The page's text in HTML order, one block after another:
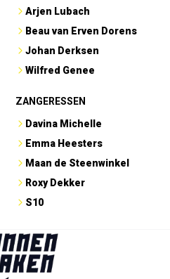
Arjen Lubach
Beau van Erven Dorens
Johan Derksen
Wilfred Genee
ZANGERESSEN
Davina Michelle
Emma Heesters
Maan de Steenwinkel
Roxy Dekker
S10